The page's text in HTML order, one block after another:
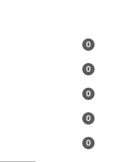
0
0
0
0
0